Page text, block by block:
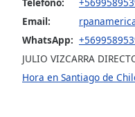
Family
Done
Email:
WhatsApp:
JULIO VIZCARRA
Hora en Santiago de